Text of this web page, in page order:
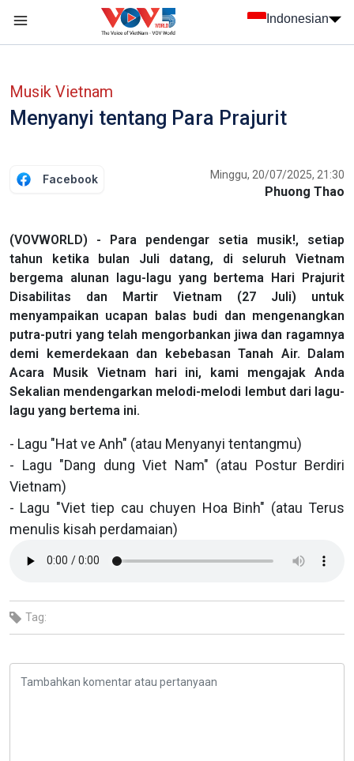
Indonesian
Musik Vietnam
Menyanyi tentang Para Prajurit
Facebook Minggu, 20/07/2025, 21:30
Phuong Thao
(VOVWORLD) - Para pendengar setia musik!, setiap
tahun ketika bulan Juli datang, di seluruh Vietnam
bergema alunan lagu-lagu yang bertema Hari Prajurit
Disabilitas dan Martir Vietnam (27 Juli) untuk
menyampaikan ucapan balas budi dan mengenangkan
putra-putri yang telah mengorbankan jiwa dan ragamnya
demi kemerdekaan dan kebebasan Tanah Air. Dalam
Acara Musik Vietnam hari ini, kami mengajak Anda
Sekalian mendengarkan melodi-melodi lembut dari lagu-
lagu yang bertema ini.
- Lagu "Hat ve Anh" (atau Menyanyi tentangmu)
- Lagu "Dang dung Viet Nam" (atau Postur Berdiri
Vietnam)
- Lagu "Viet tiep cau chuyen Hoa Binh" (atau Terus
menulis kisah perdamaian)
Tag: